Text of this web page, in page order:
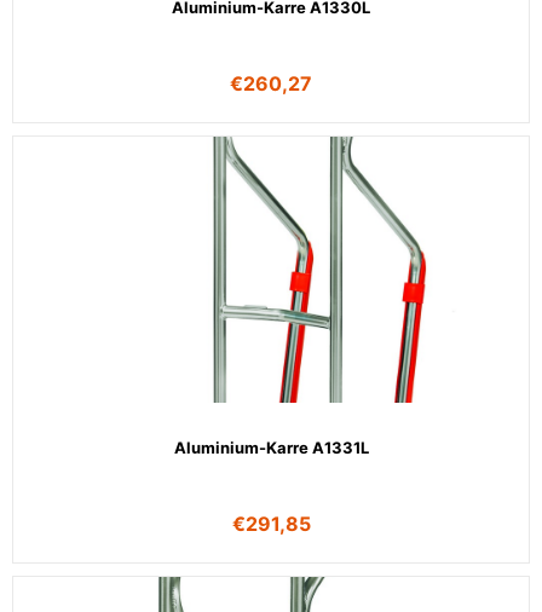
Aluminium-Karre A1330L
€260,27
Aluminium-Karre A1331L
€291,85